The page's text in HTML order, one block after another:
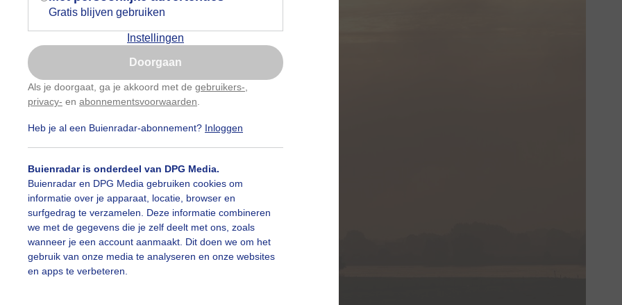
Gratis blijven gebruiken
Instellingen
Doorgaan
Als je doorgaat, ga je akkoord met de gebruikers-
privacy- en abonnementsvoorwaarden
Heb je al een Buienradar-abonnement? Inloggen
Buienradar is onderdeel van DPG Media.
Buienradar en DPG Media gebruiken cookies om
informatie over je apparaat, locatie, browser en
surfgedrag te verzamelen. Deze informatie combineren
we met de gegevens die je zelf deelt met ons, zoals
wanneer je een account aanmaakt. Dit doen we om het
gebruik van onze media te analyseren en onze websites
en apps te verbeteren.
gevraagd wordt.
Is goed, toon de popup
Nu niet, misschien later
Gebruik je Safari en wil je niet elke dag deze pop-up
Klikhierom dit aan te passen